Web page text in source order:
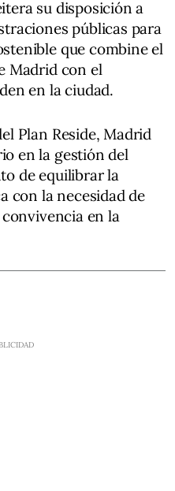
su disposición a
públicas para
que combine el
Madrid con el
en la ciudad.
Plan Reside, Madrid
en la gestión del
de equilibrar la
con la necesidad de
en la